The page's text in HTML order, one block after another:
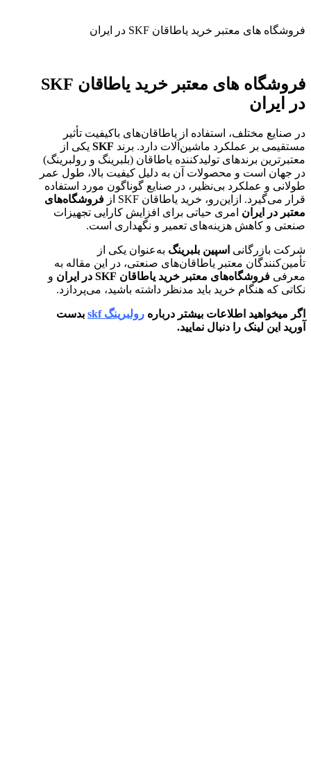
فروشگاه‌ های معتبر خرید یاطاقان SKF در ایران
فروشگاه‌ های معتبر خرید یاطاقان SKF
در ایران
در صنایع مختلف، استفاده از یاطاقان‌های باکیفیت تأثیر
مستقیمی بر عملکرد ماشین‌آلات دارد. برند SKF یکی از
معتبرترین برندهای تولیدکننده یاطاقان (بلبرینگ و رولبرینگ)
در جهان است و محصولات آن به دلیل کیفیت بالا، طول عمر
طولانی و عملکرد بی‌نظیر، در صنایع گوناگون مورد استفاده
قرار می‌گیرد. ازاین‌رو، خرید یاطاقان SKF از
فروشگاه‌های
معتبر در ایران امری حیاتی برای افزایش کارایی تجهیزات
صنعتی و کاهش هزینه‌های تعمیر و نگهداری است.
شرکت بازرگانی اسپین بلبرینگ به‌عنوان یکی از
تأمین‌کنندگان معتبر یاطاقان‌های صنعتی، در این مقاله به
معرفی فروشگاه‌های معتبر خرید یاطاقان SKF در ایران
و
نکاتی که هنگام خرید باید مدنظر داشته باشید، می‌پردازد.
اگر میخواهید اطلاعات بیشتر درباره رولبرینگ skf
بدست
آورید این لینک را دنبال نمایید.